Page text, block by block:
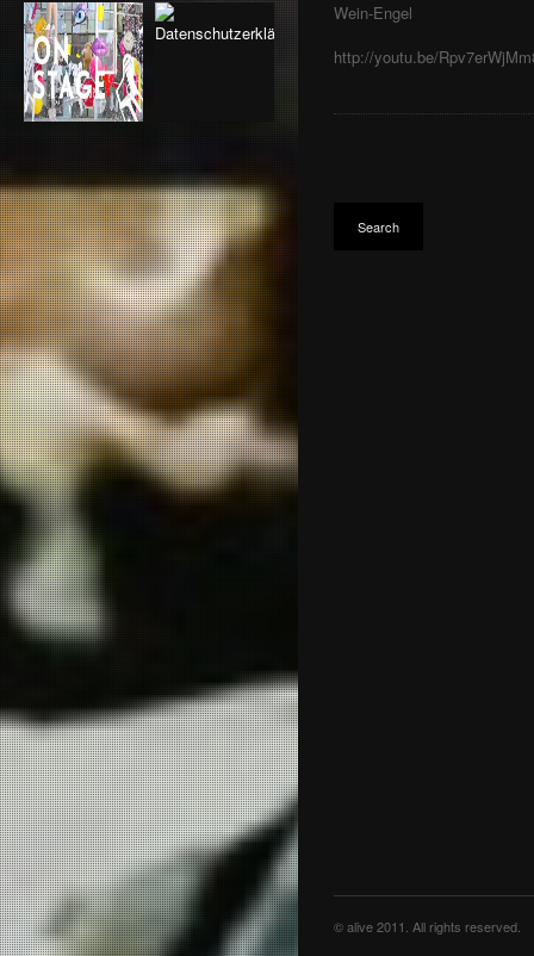
CHANNEL NINE
VOX TOURS
ERTU RAMADAN EGYPT
ERTU 2 RAMADAN
WRIGLEYS AIRWAVES/
SPACE
TVE
TOKIO HOTEL
HALLOWEEN
13`TH STREET
JAB GRANDEZZA
ETTERSBURG
ZDF KULTUR
EVE
ID CLUB
WEIHNACHTSKAMPAGNE
PRO 7
Wein-Engel
http://youtu.be/
© alive 2011. All rights reserved.